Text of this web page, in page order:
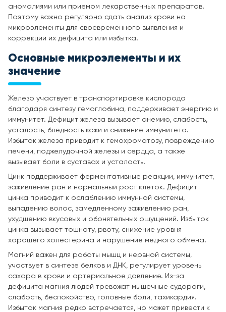
аномалиями или приемом лекарственных препаратов.
Поэтому важно регулярно сдать анализ крови на
микроэлементы для своевременного выявления и
коррекции их дефицита или избытка.
Основные микроэлементы и их
значение
Железо участвует в транспортировке кислорода
благодаря синтезу гемоглобина, поддерживает энергию и
иммунитет. Дефицит железа вызывает анемию, слабость,
усталость, бледность кожи и снижение иммунитета.
Избыток железа приводит к гемохроматозу, повреждению
печени, поджелудочной железы и сердца, а также
вызывает боли в суставах и усталость.
Цинк поддерживает ферментативные реакции, иммунитет,
заживление ран и нормальный рост клеток. Дефицит
цинка приводит к ослаблению иммунной системы,
выпадению волос, замедленному заживлению ран,
ухудшению вкусовых и обонятельных ощущений. Избыток
цинка вызывает тошноту, рвоту, снижение уровня
хорошего холестерина и нарушение медного обмена.
Магний важен для работы мышц и нервной системы,
участвует в синтезе белков и ДНК, регулирует уровень
сахара в крови и артериальное давление. Из-за
дефицита магния людей тревожат мышечные судороги,
слабость, беспокойство, головные боли, тахикардия.
Избыток магния редко встречается, но может привести к